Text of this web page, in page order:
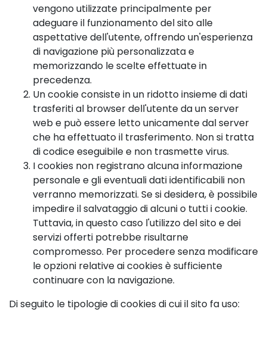
vengono utilizzate principalmente per
adeguare il funzionamento del sito alle
aspettative dell'utente, offrendo un'esperienza
di navigazione più personalizzata e
memorizzando le scelte effettuate in
precedenza.
Un cookie consiste in un ridotto insieme di dati
trasferiti al browser dell'utente da un server
web e può essere letto unicamente dal server
che ha effettuato il trasferimento. Non si tratta
di codice eseguibile e non trasmette virus.
I cookies non registrano alcuna informazione
personale e gli eventuali dati identificabili non
verranno memorizzati. Se si desidera, è possibile
impedire il salvataggio di alcuni o tutti i cookie.
Tuttavia, in questo caso l'utilizzo del sito e dei
servizi offerti potrebbe risultarne
compromesso. Per procedere senza modificare
le opzioni relative ai cookies è sufficiente
continuare con la navigazione.
Di seguito le tipologie di cookies di cui il sito fa uso: